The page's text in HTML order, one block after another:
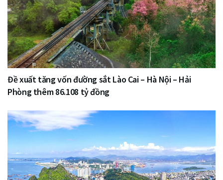
Đề xuất tăng vốn đường sắt Lào Cai – Hà Nội – Hải
Phòng thêm 86.108 tỷ đồng